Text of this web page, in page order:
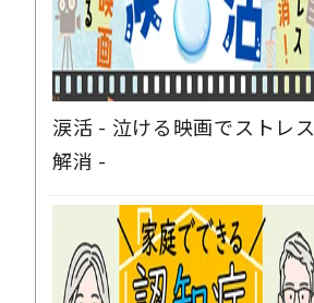
涙活 - 泣ける映画でストレス
解消 -